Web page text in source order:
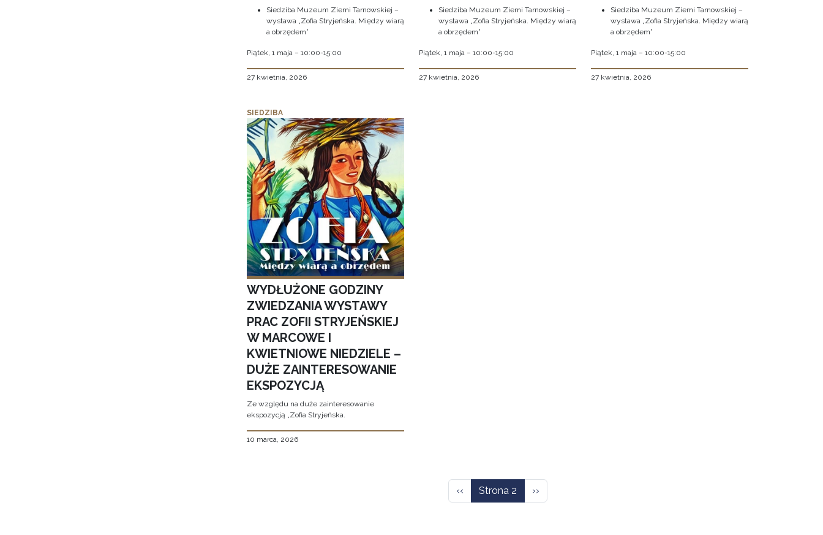
Siedziba Muzeum Ziemi Tarnowskiej –
wystawa „Zofia Stryjeńska. Między wiarą
a obrzędem”
Piątek, 1 maja – 10:00-15:00
27 kwietnia, 2026
Siedziba Muzeum Ziemi Tarnowskiej –
wystawa „Zofia Stryjeńska. Między wiarą
a obrzędem”
Piątek, 1 maja – 10:00-15:00
27 kwietnia, 2026
Siedziba Muzeum Ziemi Tarnowskiej –
wystawa „Zofia Stryjeńska. Między wiarą
a obrzędem”
Piątek, 1 maja – 10:00-15:00
27 kwietnia, 2026
SIEDZIBA
WYDŁUŻONE GODZINY
ZWIEDZANIA WYSTAWY
PRAC ZOFII STRYJEŃSKIEJ
W MARCOWE I
KWIETNIOWE NIEDZIELE –
DUŻE ZAINTERESOWANIE
EKSPOZYCJĄ
Ze względu na duże zainteresowanie
ekspozycją „Zofia Stryjeńska.
10 marca, 2026
Poprzednia strona
‹‹ Strona 2 Następna strona
››